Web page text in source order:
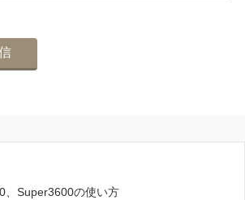
、Super3600の使い方